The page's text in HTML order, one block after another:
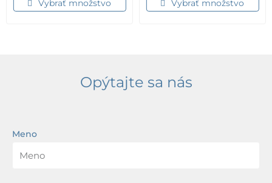
Vybrať množstvo Vybrať množstvo
Opýtajte sa nás
Meno